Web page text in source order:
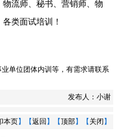
流师、秘书、营销师、 物
各类面试培训
！
单位团体内训 等，有需求请联系
发布人： 小谢
本页】【返回 】【顶部】【 关闭 】